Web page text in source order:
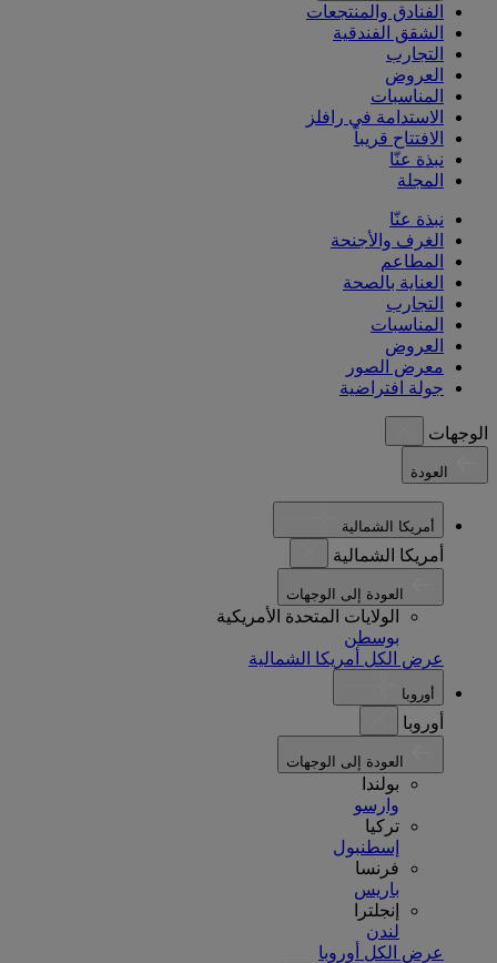
الفنادق والمنتجعات
الشقق الفندقية
التجارب
العروض
المناسبات
الاستدامة في رافلز
الافتتاح قريباً
نبذة عنّا
المجلة
نبذة عنّا
الغرف والأجنحة
المطاعم
العناية بالصحة
التجارب
المناسبات
العروض
معرض الصور
جولة افتراضية
الوجهات
أمريكا الشمالية
أمريكا الشمالية
الولايات المتحدة الأمريكية
بوسطن
عرض الكل أمريكا الشمالية
أوروبا
أوروبا
بولندا
وارسو
تركيا
إسطنبول
فرنسا
باريس
إنجلترا
لندن
عرض الكل أوروبا